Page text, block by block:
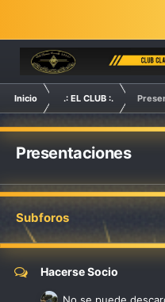
Inicio .: EL CLUB :.
Presentaciones
Subforos
Hacerse Socio